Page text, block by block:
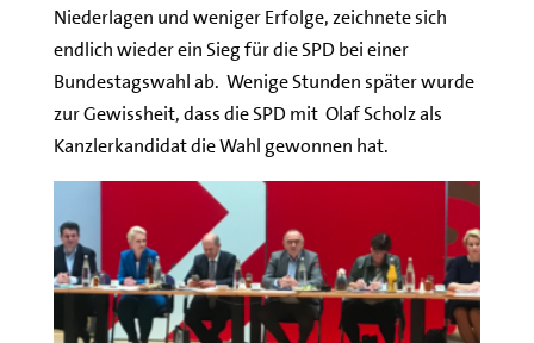
Niederlagen und weniger Erfolge, zeichnete sich
endlich wieder ein Sieg für die SPD bei einer
Bundestagswahl ab. Wenige Stunden später wurde
zur Gewissheit, dass die SPD mit Olaf Scholz als
Kanzlerkandidat die Wahl gewonnen hat.